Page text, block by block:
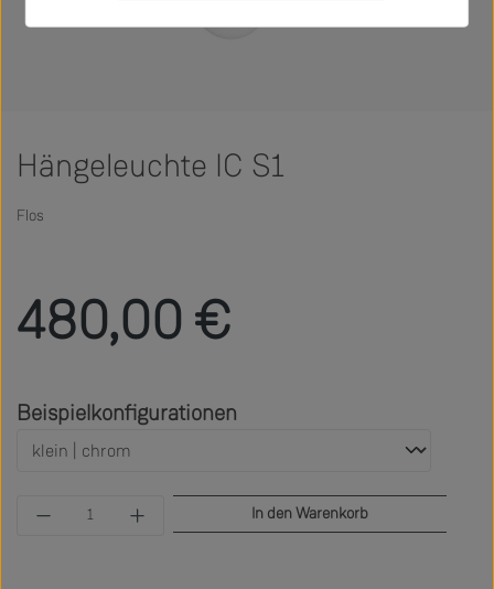
Hängeleuchte IC S1
Flos
480,00 €
Beispielkonfigurationen
Produkt Anzahl: Gib den gewünschten Wert
In den Warenkorb